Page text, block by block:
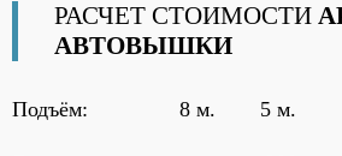
РАСЧЕТ СТОИМОСТИ
АВТОВЫШКИ
Подъём: 8 м. 5 м.